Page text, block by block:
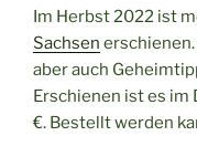
Im Herbst 2022 ist
Sachsen
aber auch
Erschienen ist es im
€. Bestellt werden